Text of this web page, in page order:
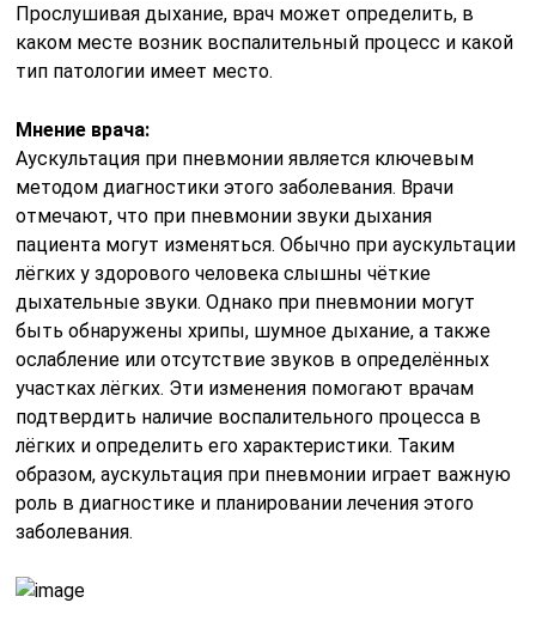
Прослушивая дыхание, врач может определить, в
каком месте возник воспалительный процесс и какой
тип патологии имеет место.
Мнение врача:
Аускультация при пневмонии является ключевым
методом диагностики этого заболевания. Врачи
отмечают, что при пневмонии звуки дыхания
пациента могут изменяться. Обычно при аускультации
лёгких у здорового человека слышны чёткие
дыхательные звуки. Однако при пневмонии могут
быть обнаружены хрипы, шумное дыхание, а также
ослабление или отсутствие звуков в определённых
участках лёгких. Эти изменения помогают врачам
подтвердить наличие воспалительного процесса в
лёгких и определить его характеристики. Таким
образом, аускультация при пневмонии играет важную
роль в диагностике и планировании лечения этого
заболевания.